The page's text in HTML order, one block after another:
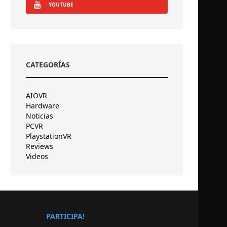
YOUTUBE
CATEGORÍAS
AIOVR
Hardware
Noticias
PCVR
PlaystationVR
Reviews
Videos
PARTICIPA!